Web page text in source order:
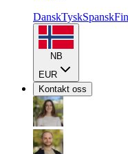
DanskTyskSpansk
NB
EUR
Kontakt oss